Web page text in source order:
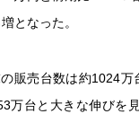
となった。
販売台数は約1024万
万台と大きな伸びを